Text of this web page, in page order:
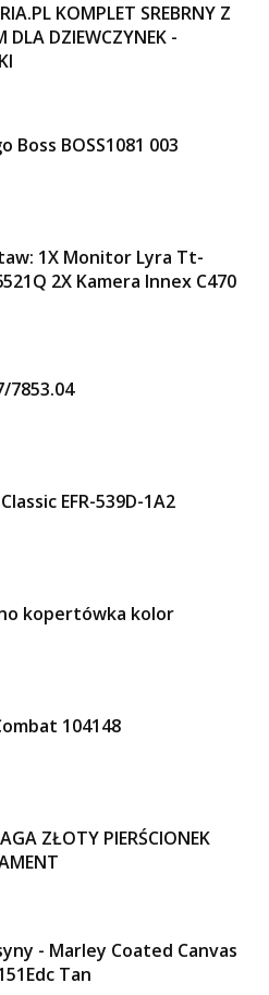
KOMPLET SREBRNY Z
DLA DZIEWCZYNEK -
Boss BOSS1081 003
1X Monitor Lyra Tt-
2X Kamera Innex C470
7853.04
EFR-539D-1A2
kopertówka kolor
104148
ZŁOTY PIERŚCIONEK
- Marley Coated Canvas
Tan